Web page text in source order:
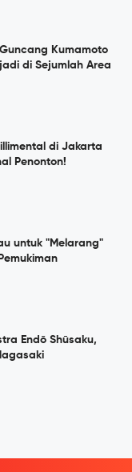
Kumamoto
di Sejumlah Area
di Jakarta
Penonton!
untuk "Melarang"
Endō Shūsaku,